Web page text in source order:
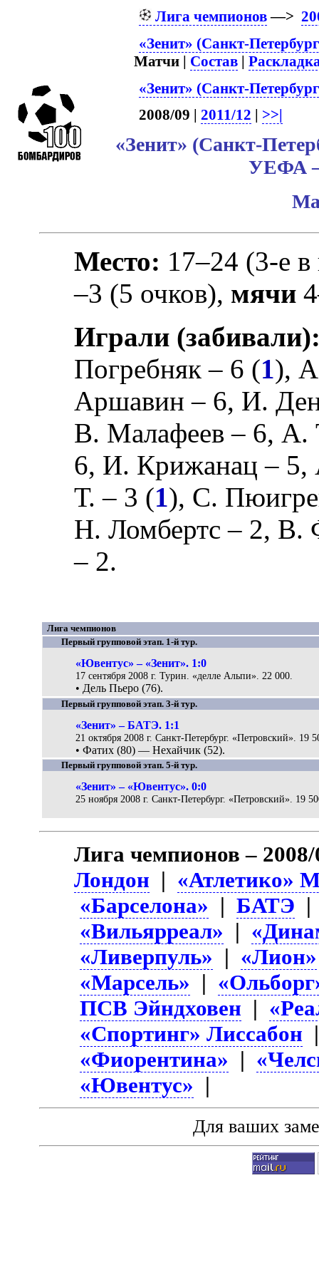
Лига чемпионов—>
«Зенит» (Санкт-
Матчи | Состав |
«Зенит» (Санкт-
2008/09 | 2011/12 | >>|
«Зенит» (Санкт-
УЕФА –
Место: 17–24 (3-е
–3 (5 очков), мячи
Играли
Погребняк – 6 (1),
Аршавин – 6, И.
В. Малафеев – 6, А.
6, И. Крижанац – 5,
Т. – 3 (1), С.
Н. Ломбертс – 2, В.
– 2.
Лига чемпионов
Первый групповой этап. 1-й тур.
«Ювентус» – «Зенит». 1:0
17 сентября 2008 г. Турин. «делле Альпи». 22 000.
• Дель Пьеро (76).
Первый групповой этап. 3-й тур.
«Зенит» – БАТЭ. 1:1
21 октября 2008 г. Санкт-Петербург. «Петровский». 19
• Фатих (80) — Нехайчик (52).
Первый групповой этап. 5-й тур.
«Зенит» – «Ювентус». 0:0
25 ноября 2008 г. Санкт-Петербург. «Петровский». 19
Лига чемпионов –
Лондон | «Атлетико»
«Барселона» |БАТЭ
«Вильярреал» |
«Ливерпуль» | «Лион»
«Марсель» |
ПСВ Эйндховен |
«Спортинг» Лиссабон
«Фиорентина» |
«Ювентус» |
Для ваших